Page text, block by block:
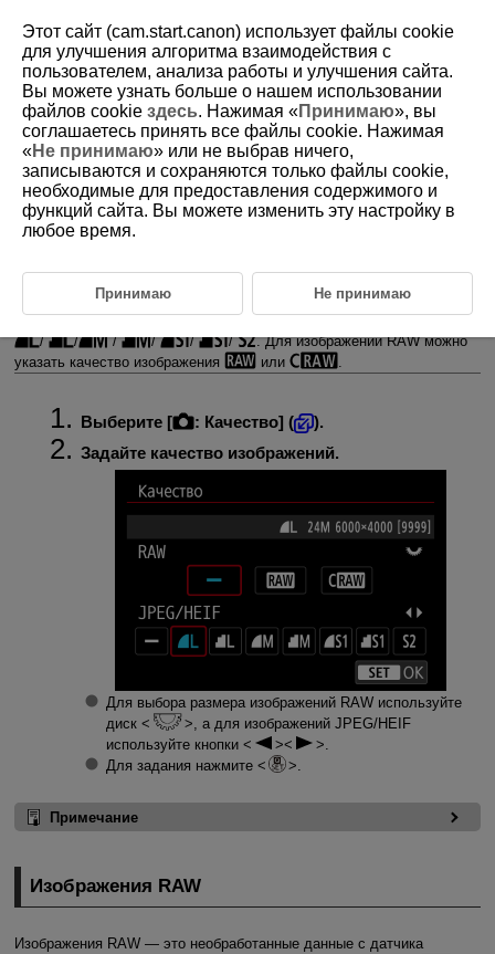
D375-059
Качество фотографий
Изображения RAW
Рекомендации по установкам уровня качества изображений
Максимальная длина серии при серийной съемке
Можно выбрать количество пикселов и качество изображения.
Доступны следующие варианты качества изображений JPEG/HEIF:
/
/ / / / /
. Для изображений RAW можно
указать качество изображения
или
Выберите [ : Качество] (
).
Задайте качество изображений.
Для выбора размера изображений RAW используйте
диск
, а для изображений JPEG/HEIF
используйте кнопки
.
Для задания нажмите
.
Примечание
Изображения RAW
Изображения RAW — это необработанные данные с датчика
Этот сайт (cam.start.canon) использует файлы cookie
для улучшения алгоритма взаимодействия с
пользователем, анализа работы и улучшения сайта.
Вы можете узнать больше о нашем использовании
файлов cookie здесь. Нажимая «Принимаю», вы
соглашаетесь принять все файлы cookie. Нажимая
«Не принимаю» или не выбрав ничего,
записываются и сохраняются только файлы cookie,
необходимые для предоставления содержимого и
функций сайта. Вы можете изменить эту настройку в
любое время.
Принимаю Не принимаю